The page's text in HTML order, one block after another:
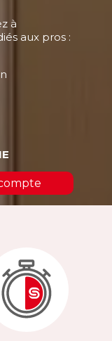
à
aux pros :